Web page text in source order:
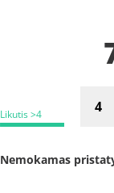
Likutis >4
Nemokamas